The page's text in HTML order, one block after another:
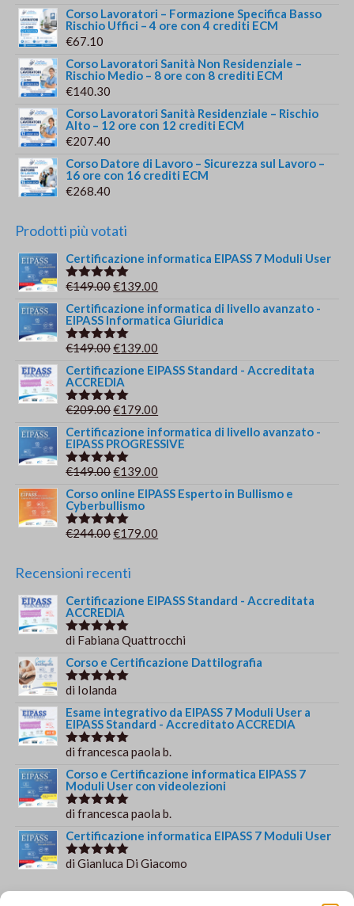
Corso Lavoratori – Formazione Specifica Basso
Rischio Uffici – 4 ore con 4 crediti ECM
€67.10
Corso Lavoratori Sanità Non Residenziale –
Rischio Medio – 8 ore con 8 crediti ECM
€140.30
Corso Lavoratori Sanità Residenziale – Rischio
Alto – 12 ore con 12 crediti ECM
€207.40
Corso Datore di Lavoro – Sicurezza sul Lavoro –
16 ore con 16 crediti ECM
€268.40
Prodotti più votati
Certificazione informatica EIPASS 7 Moduli User
Valutato
€149.00Il
prezzo
originale
era:
€139.00
prezzo
attuale
Certificazione informatica di livello avanzato -
EIPASS Informatica Giuridica
Valutato
€149.00Il
prezzo
originale
era:
€139.00
prezzo
Certificazione EIPASS Standard - Accreditata
ACCREDIA
Valutato
€209.00Il
prezzo
originale
era:
€179.00
prezzo
attuale
Certificazione informatica di livello avanzato -
EIPASS PROGRESSIVE
Valutato
€149.00Il
prezzo
originale
era:
€139.00
prezzo
Corso online EIPASS Esperto in Bullismo e
Cyberbullismo
Valutato
€244.00Il
originale
€244.00.
€179.00
€179.00.
Recensioni recenti
Certificazione EIPASS Standard - Accreditata
ACCREDIA
Valutato5
di Fabiana Quattrocchi
Corso e Certificazione Dattilografia
Valutato5
di Iolanda
Esame integrativo da EIPASS 7 Moduli User a
EIPASS Standard - Accreditato ACCREDIA
Valutato5
di francesca paola b.
Corso e Certificazione informatica EIPASS 7
Moduli User con videolezioni
Valutato5
di francesca paola b.
Certificazione informatica EIPASS 7 Moduli User
Valutato5
di Gianluca Di Giacomo